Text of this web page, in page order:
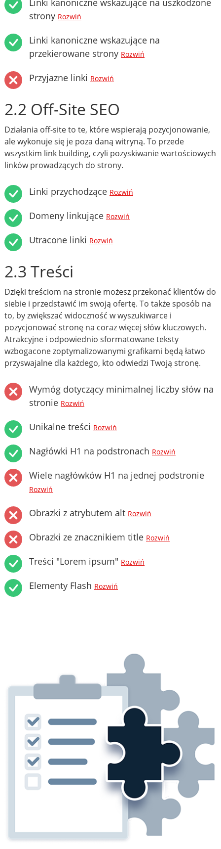
strony Rozwiń
Linki kanoniczne wskazujące na
przekierowane strony Rozwiń
Przyjazne linki Rozwiń
2.2 Off-Site SEO
Działania off-site to te, które wspierają pozycjonowanie,
ale wykonuje się je poza daną witryną. To przede
wszystkim link building, czyli pozyskiwanie wartościowych
linków prowadzących do strony.
Linki przychodzące Rozwiń
Domeny linkujące Rozwiń
Utracone linki Rozwiń
2.3 Treści
Dzięki treściom na stronie możesz przekonać klientów do
siebie i przedstawić im swoją ofertę. To także sposób na
to, by zwiększać widoczność w wyszukiwarce i
pozycjonować stronę na coraz więcej słów kluczowych.
Atrakcyjne i odpowiednio sformatowane teksty
wzbogacone zoptymalizowanymi grafikami będą łatwo
przyswajalne dla każdego, kto odwiedzi Twoją stronę.
Wymóg dotyczący minimalnej liczby słów na
stronie Rozwiń
Unikalne treści Rozwiń
Nagłówki H1 na podstronach Rozwiń
Wiele nagłówków H1 na jednej podstronie
Rozwiń
Obrazki z atrybutem alt Rozwiń
Obrazki ze znacznikiem title Rozwiń
Treści "Lorem ipsum" Rozwiń
Elementy Flash Rozwiń